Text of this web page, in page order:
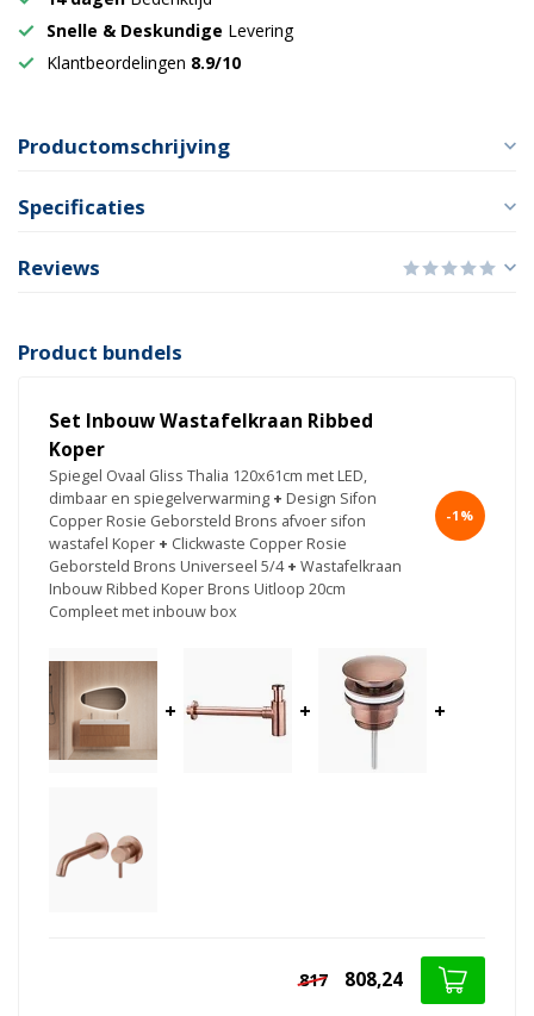
Snelle & Deskundige Levering
Klantbeordelingen 8.9/10
Productomschrijving
Specificaties
Reviews
Product bundels
Set Inbouw Wastafelkraan Ribbed
Koper
Spiegel Ovaal Gliss Thalia 120x61cm met LED,
dimbaar en spiegelverwarming + Design Sifon
Copper Rosie Geborsteld Brons afvoer sifon
wastafel Koper + Clickwaste Copper Rosie
Geborsteld Brons Universeel 5/4 + Wastafelkraan
Inbouw Ribbed Koper Brons Uitloop 20cm
Compleet met inbouw box
-1%
+ + +
817 808,24